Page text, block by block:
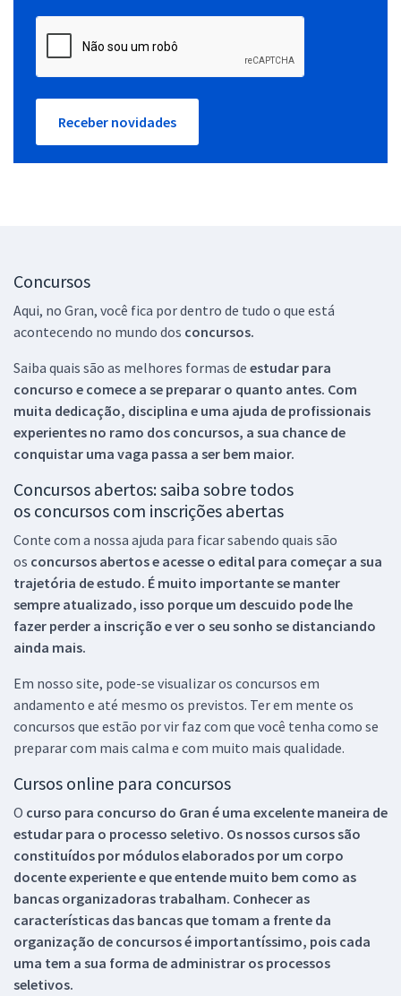
Receber novidades
Concursos
Aqui, no Gran, você fica por dentro de tudo o que está
acontecendo no mundo dos concursos.
Saiba quais são as melhores formas de estudar para
concurso e comece a se preparar o quanto antes. Com
muita dedicação, disciplina e uma ajuda de profissionais
experientes no ramo dos concursos, a sua chance de
conquistar uma vaga passa a ser bem maior.
Concursos abertos: saiba sobre todos
os concursos com inscrições abertas
Conte com a nossa ajuda para ficar sabendo quais são
os concursos abertos e acesse o edital para começar a sua
trajetória de estudo. É muito importante se manter
sempre atualizado, isso porque um descuido pode lhe
fazer perder a inscrição e ver o seu sonho se distanciando
ainda mais.
Em nosso site, pode-se visualizar os concursos em
andamento e até mesmo os previstos. Ter em mente os
concursos que estão por vir faz com que você tenha como se
preparar com mais calma e com muito mais qualidade.
Cursos online para concursos
O curso para concurso do Gran é uma excelente maneira de
estudar para o processo seletivo. Os nossos cursos são
constituídos por módulos elaborados por um corpo
docente experiente e que entende muito bem como as
bancas organizadoras trabalham. Conhecer as
características das bancas que tomam a frente da
organização de concursos é importantíssimo, pois cada
uma tem a sua forma de administrar os processos
seletivos.